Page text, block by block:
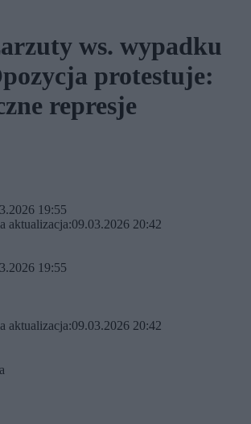
ws. wypadku
protestuje:
represje
19:55
aktualizacja:09.03.2026 20:42
19:55
aktualizacja:09.03.2026 20:42